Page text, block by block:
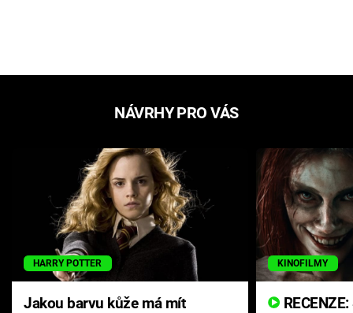
NÁVRHY PRO VÁS
HARRY POTTER
Jakou barvu kůže má mít
KINOFILMY